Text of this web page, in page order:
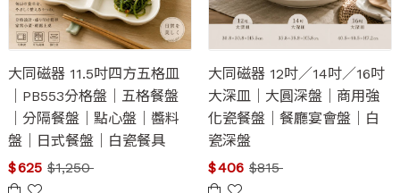
大同磁器 11.5吋四方五格皿
｜PB553分格盤｜五格餐盤
｜分隔餐盤｜點心盤｜醬料
盤｜日式餐盤｜白瓷餐具
$1,250
$625
大同磁器 12吋／14吋／16吋
大深皿｜大圓深盤｜商用強
化瓷餐盤｜餐廳宴會盤｜白
瓷深盤
$815
$406